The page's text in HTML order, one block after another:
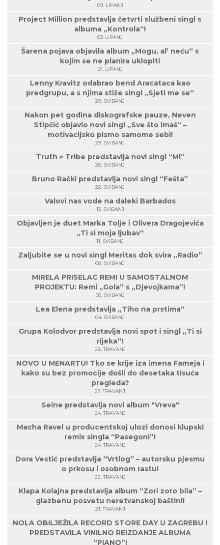
09. LIPANJ
Project Million predstavlja četvrti službeni singl s
albuma „Kontrola“!
03. LIPANJ
Šarena pojava objavila album „Mogu, al’ neću“ s
kojim se ne planira uklopiti
01. LIPANJ
Lenny Kravitz odabrao bend Aracataca kao
predgrupu, a s njima stiže singl „Sjeti me se“
29. SVIBANJ
Nakon pet godina diskografske pauze, Neven
Stipčić objavio novi singl „Sve što imaš“ –
motivacijsko pismo samome sebi!
29. SVIBANJ
Truth ≠ Tribe predstavlja novi singl “M!”
28. SVIBANJ
Bruno Rački predstavlja novi singl “Fešta”
22. SVIBANJ
Valovi nas vode na daleki Barbados
13. SVIBANJ
Objavljen je duet Marka Tolje i Olivera Dragojevića
„Ti si moja ljubav“
11. SVIBANJ
Zaljubite se u novi singl Meritas dok svira „Radio”
08. SVIBANJ
MIRELA PRISELAC REMI U SAMOSTALNOM
PROJEKTU: Remi „Gola” s „Djevojkama”!
05. SVIBANJ
Lea Elena predstavlja „Tiho na prstima“
04. SVIBANJ
Grupa Kolodvor predstavlja novi spot i singl „Ti si
rijeka“!
28. TRAVANJ
NOVO U MENARTU! Tko se krije iza imena Fameja i
kako su bez promocije došli do desetaka tisuća
pregleda?
27. TRAVANJ
Seine predstavlja novi album "Vreva"
24. TRAVANJ
Macha Ravel u producentskoj ulozi donosi klupski
remix singla “Pasegoni”!
24. TRAVANJ
Dora Vestić predstavlja “Vrtlog” – autorsku pjesmu
o prkosu i osobnom rastu!
22. TRAVANJ
Klapa Kolajna predstavlja album “Zori zoro bila” –
glazbenu posvetu neretvanskoj baštini!
21. TRAVANJ
NOLA OBILJEŽILA RECORD STORE DAY U ZAGREBU I
PREDSTAVILA VINILNO REIZDANJE ALBUMA
“PIANO”!